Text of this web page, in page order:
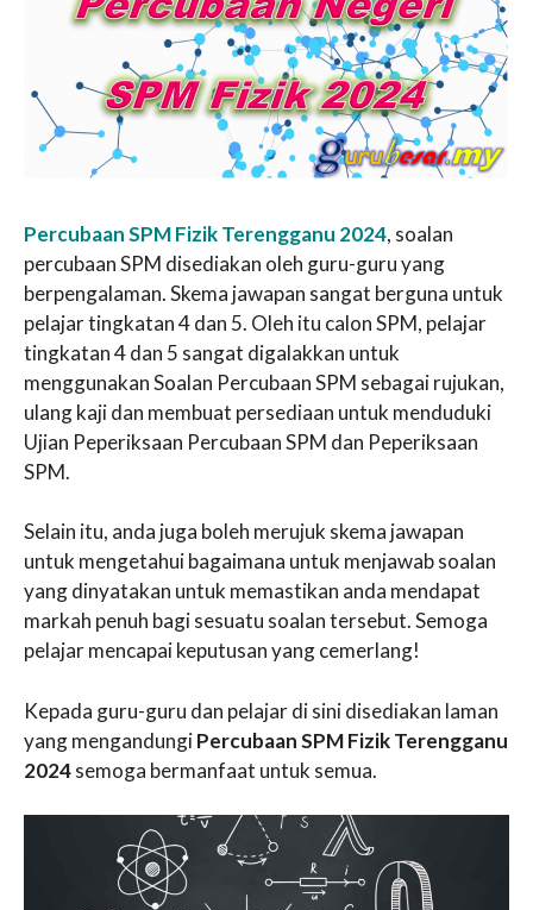
Percubaan SPM Fizik Terengganu 2024, soalan
percubaan SPM disediakan oleh guru-guru yang
berpengalaman. Skema jawapan sangat berguna untuk
pelajar tingkatan 4 dan 5. Oleh itu calon SPM, pelajar
tingkatan 4 dan 5 sangat digalakkan untuk
menggunakan Soalan Percubaan SPM sebagai rujukan,
ulang kaji dan membuat persediaan untuk menduduki
Ujian Peperiksaan Percubaan SPM dan Peperiksaan
SPM.
Selain itu, anda juga boleh merujuk skema jawapan
untuk mengetahui bagaimana untuk menjawab soalan
yang dinyatakan untuk memastikan anda mendapat
markah penuh bagi sesuatu soalan tersebut. Semoga
pelajar mencapai keputusan yang cemerlang!
Kepada guru-guru dan pelajar di sini disediakan laman
yang mengandungiPercubaan SPM Fizik Terengganu
2024semoga bermanfaat untuk semua.